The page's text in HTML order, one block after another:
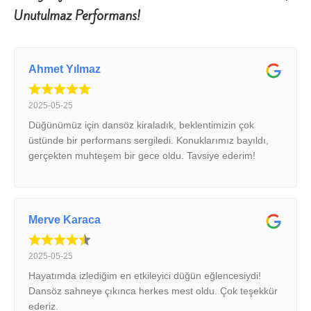
Unutulmaz Performans!
Ahmet Yılmaz
2025-05-25
Düğünümüz için dansöz kiraladık, beklentimizin çok
üstünde bir performans sergiledi. Konuklarımız bayıldı,
gerçekten muhteşem bir gece oldu. Tavsiye ederim!
Merve Karaca
2025-05-25
Hayatımda izlediğim en etkileyici düğün eğlencesiydi!
Dansöz sahneye çıkınca herkes mest oldu. Çok teşekkür
ederiz.